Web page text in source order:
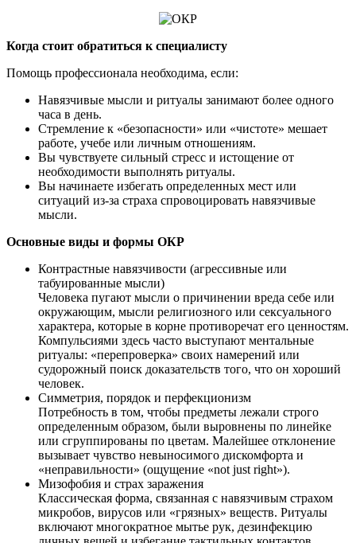
Когда стоит обратиться к специалисту
Помощь профессионала необходима, если:
Навязчивые мысли и ритуалы занимают более одного
часа в день.
Стремление к «безопасности» или «чистоте» мешает
работе, учебе или личным отношениям.
Вы чувствуете сильный стресс и истощение от
необходимости выполнять ритуалы.
Вы начинаете избегать определенных мест или
ситуаций из-за страха спровоцировать навязчивые
мысли.
Основные виды и формы ОКР
Контрастные навязчивости (агрессивные или
табуированные мысли)
Человека пугают мысли о причинении вреда себе или
окружающим, мысли религиозного или сексуального
характера, которые в корне противоречат его ценностям.
Компульсиями здесь часто выступают ментальные
ритуалы: «перепроверка» своих намерений или
судорожный поиск доказательств того, что он хороший
человек.
Симметрия, порядок и перфекционизм
Потребность в том, чтобы предметы лежали строго
определенным образом, были выровнены по линейке
или сгруппированы по цветам. Малейшее отклонение
вызывает чувство невыносимого дискомфорта и
«неправильности» (ощущение «not just right»).
Мизофобия и страх заражения
Классическая форма, связанная с навязчивым страхом
микробов, вирусов или «грязных» веществ. Ритуалы
включают многократное мытье рук, дезинфекцию